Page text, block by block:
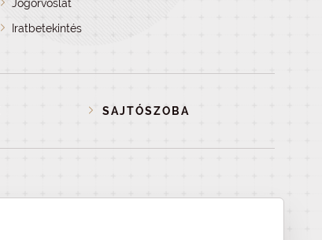
Jogorvoslat
Iratbetekintés
SAJTÓSZOBA